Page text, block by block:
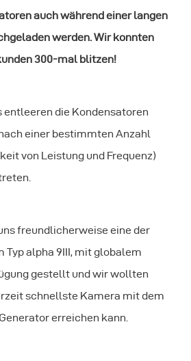
auch während einer langen
werden. Wir konnten
300-mal blitzen!
entleeren die Kondensatoren
einer bestimmten Anzahl
von Leistung und Frequenz)
freundlicherweise eine der
Typ alpha 9III, mit globalem
gestellt und wir wollten
schnellste Kamera mit dem
erreichen kann.